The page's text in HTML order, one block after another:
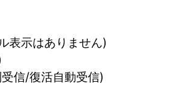
表示はありません)
信/復活自動受信)